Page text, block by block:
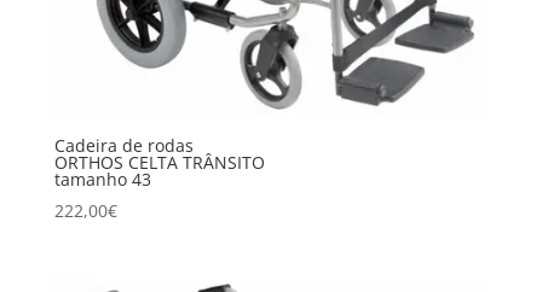
Cadeira de rodas
ORTHOS CELTA TRÂNSITO
tamanho 43
222,00€